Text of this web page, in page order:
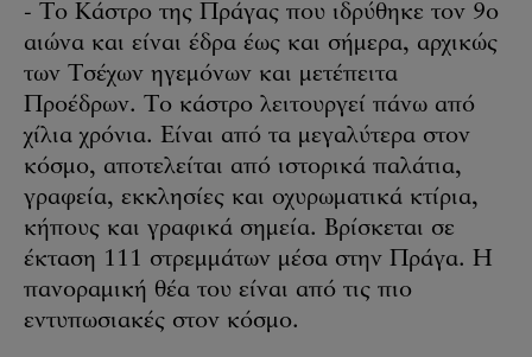
- Το Κάστρο της Πράγας που ιδρύθηκε τον 9ο
αιώνα και είναι έδρα έως και σήμερα, αρχικώς
των Τσέχων ηγεμόνων και μετέπειτα
Προέδρων. Το κάστρο λειτουργεί πάνω από
χίλια χρόνια. Είναι από τα μεγαλύτερα στον
κόσμο, αποτελείται από ιστορικά παλάτια,
γραφεία, εκκλησίες και οχυρωματικά κτίρια,
κήπους και γραφικά σημεία. Βρίσκεται σε
έκταση 111 στρεμμάτων μέσα στην Πράγα. Η
πανοραμική θέα του είναι από τις πιο
εντυπωσιακές στον κόσμο.